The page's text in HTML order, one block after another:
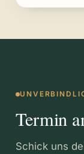
Termin
Schick uns